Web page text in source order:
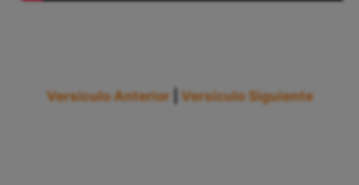
Versículo Anterior Versículo Siguiente